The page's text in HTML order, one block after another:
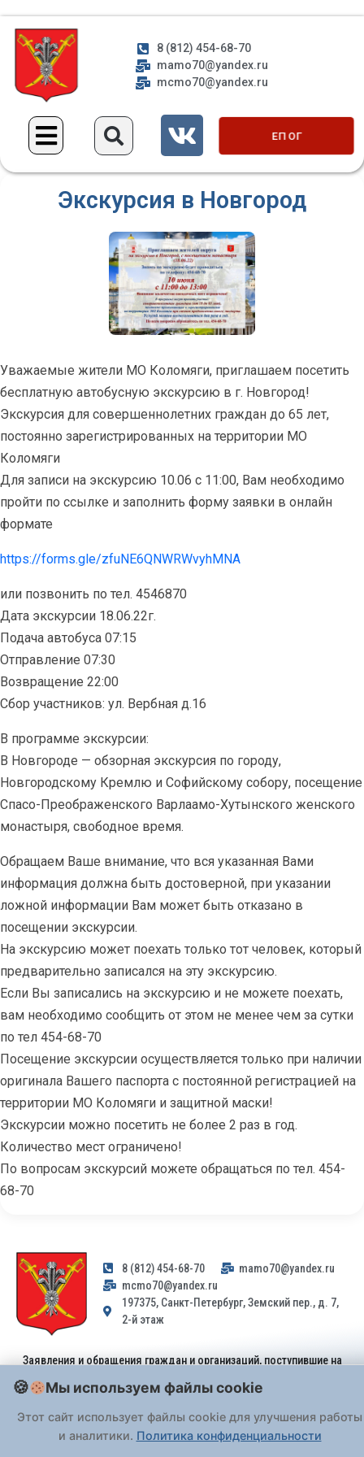
8 (812) 454-68-70
mamo70@yandex.ru
mcmo70@yandex.ru
ЕП ОГ
Экскурсия в Новгород
Уважаемые жители МО Коломяги, приглашаем посетить
бесплатную автобусную экскурсию в г. Новгород!
Экскурсия для совершеннолетних граждан до 65 лет,
постоянно зарегистрированных на территории МО
Коломяги
Для записи на экскурсию 10.06 с 11:00, Вам необходимо
пройти по ссылке и заполнить форму заявки в онлайн
формате
https://forms.gle/zfuNE6QNWRWvyhMNA
или позвонить по тел. 4546870
Дата экскурсии 18.06.22г.
Подача автобуса 07:15
Отправление 07:30
Возвращение 22:00
Сбор участников: ул. Вербная д.16
В программе экскурсии:
В Новгороде — обзорная экскурсия по городу,
Новгородскому Кремлю и Софийскому собору, посещение
Спасо-Преображенского Варлаамо-Хутынского женского
монастыря, свободное время.
Обращаем Ваше внимание, что вся указанная Вами
информация должна быть достоверной, при указании
ложной информации Вам может быть отказано в
посещении экскурсии.
На экскурсию может поехать только тот человек, который
предварительно записался на эту экскурсию.
Если Вы записались на экскурсию и не можете поехать,
вам необходимо сообщить от этом не менее чем за сутки
по тел 454-68-70
Посещение экскурсии осуществляется только при наличии
оригинала Вашего паспорта с постоянной регистрацией на
территории МО Коломяги и защитной маски!
Экскурсии можно посетить не более 2 раз в год.
Количество мест ограничено!
По вопросам экскурсий можете обращаться по тел. 454-
68-70
8 (812) 454-68-70
mamo70@yandex.ru
mcmo70@yandex.ru
197375, Санкт-Петербург, Земский пер., д. 7,
2-й этаж
Заявления и обращения граждан и организаций, поступившие на
Федерального закона от 02.05.2006 № 59-ФЗ. Обращения
принимаются только: по почте, черезпортал «Госуслуги» (ЕПГУ)
или лично при предъявлении паспорта.
Мы используем файлы cookie
Этот сайт использует файлы cookie для улучшения работы
и аналитики. Политика конфиденциальности